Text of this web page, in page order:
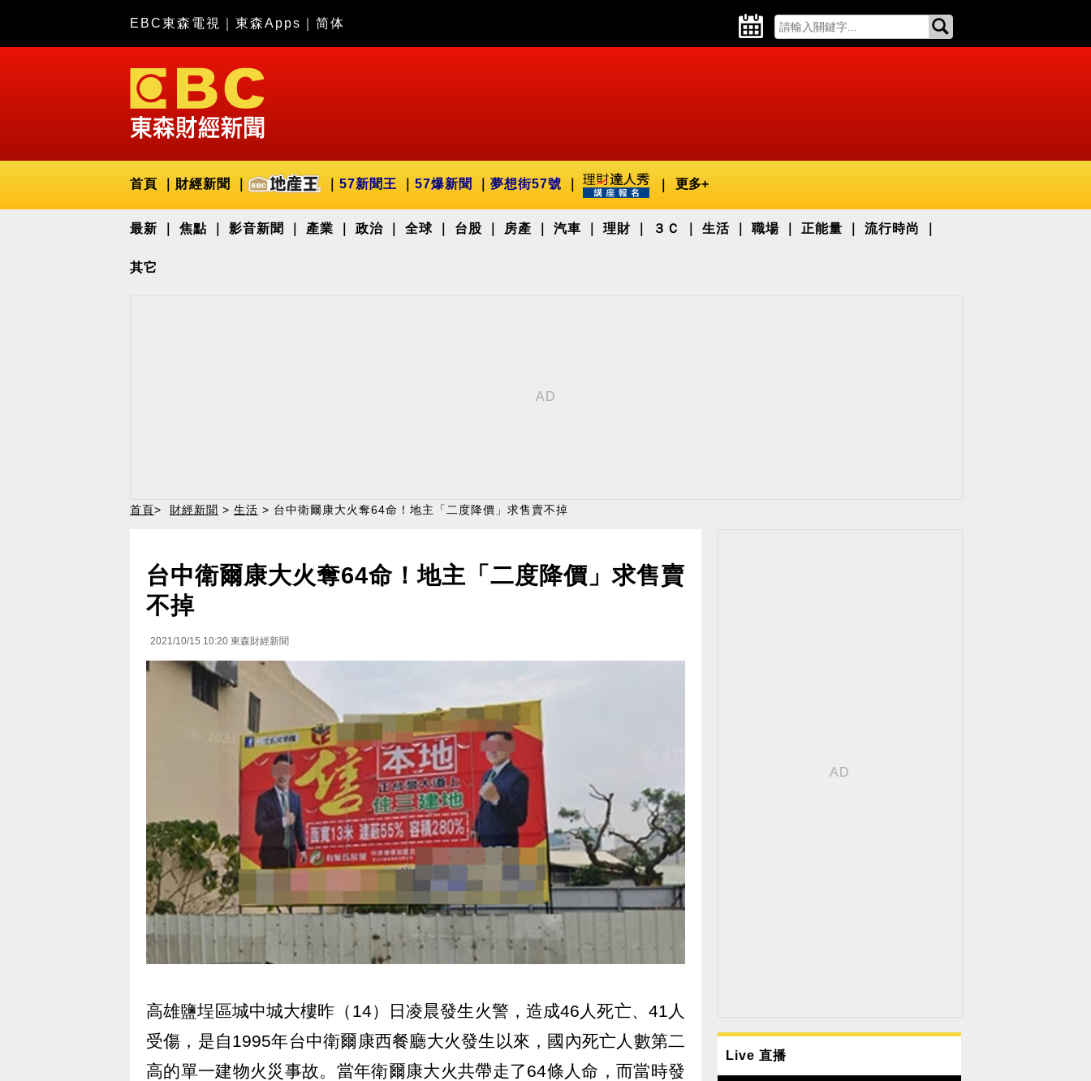
EBC東森電視 東森Apps 简体
首頁 財經新聞 57新聞王 57爆新聞 夢想街57號 更多+
最新 焦點 影音新聞 產業 政治 全球 台股 房產 汽車 理財 ３Ｃ 生活 職場 正能量 流行時尚
其它
首頁> 財經新聞 > 生活 > 台中衛爾康大火奪64命！地主「二度降價」求售賣不掉
台中衛爾康大火奪64命！地主「二度降價」求售賣
不掉
2021/10/15 10:20 東森財經新聞
高雄鹽埕區城中城大樓昨（14）日凌晨發生火警，造成46人死亡、41人
受傷，是自1995年台中衛爾康西餐廳大火發生以來，國內死亡人數第二
高的單一建物火災事故。當年衛爾康大火共帶走了64條人命，而當時發
Live 直播